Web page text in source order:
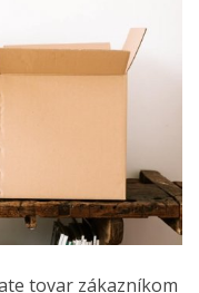
tovar zákazníkom